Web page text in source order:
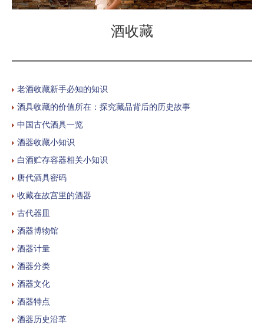
酒收藏
老酒收藏新手必知的知识
酒具收藏的价值所在：探究藏品背后的历史故事
中国古代酒具一览
酒器收藏小知识
白酒贮存容器相关小知识
唐代酒具密码
收藏在故宫里的酒器
古代器皿
酒器博物馆
酒器计量
酒器分类
酒器文化
酒器特点
酒器历史沿革